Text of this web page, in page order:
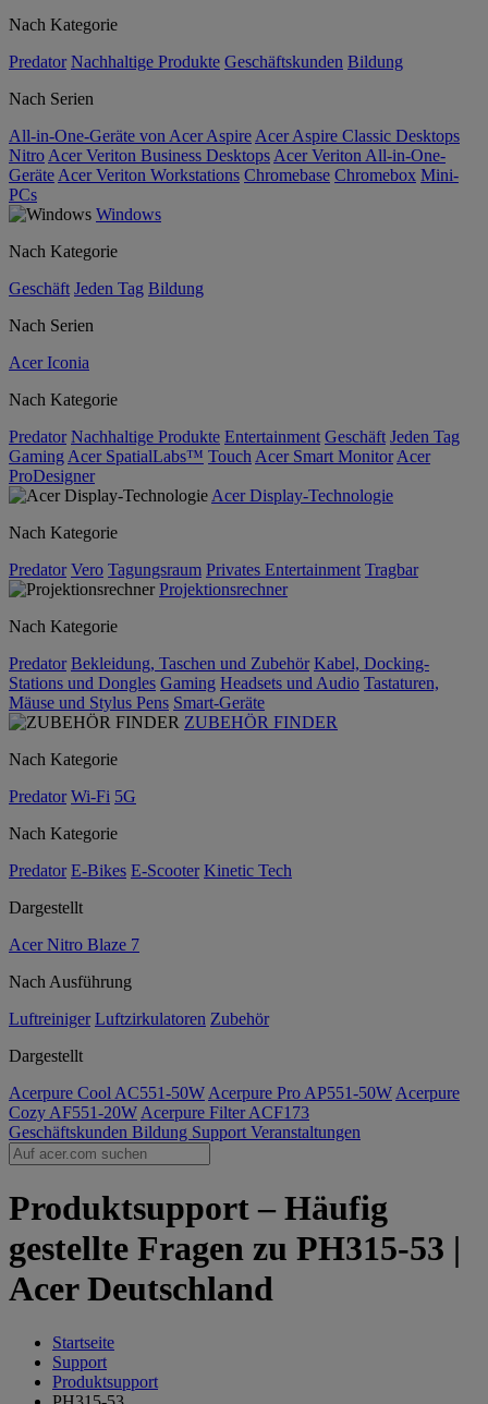
Nach Kategorie
Predator Nachhaltige Produkte Geschäftskunden Bildung
Nach Serien
All-in-One-Geräte von Acer Aspire Acer Aspire Classic Desktops
Nitro Acer Veriton Business Desktops Acer Veriton All-in-One-
Geräte Acer Veriton Workstations Chromebase Chromebox Mini-
PCs
Windows
Nach Kategorie
Geschäft Jeden Tag Bildung
Nach Serien
Acer Iconia
Nach Kategorie
Predator Nachhaltige Produkte Entertainment Geschäft Jeden Tag
Gaming Acer SpatialLabs™ Touch Acer Smart Monitor Acer
ProDesigner
Acer Display-Technologie
Nach Kategorie
Predator Vero Tagungsraum Privates Entertainment Tragbar
Projektionsrechner
Nach Kategorie
Predator Bekleidung, Taschen und Zubehör Kabel, Docking-
Stations und Dongles Gaming Headsets und Audio Tastaturen,
Mäuse und Stylus Pens Smart-Geräte
ZUBEHÖR FINDER
Nach Kategorie
Predator Wi-Fi 5G
Nach Kategorie
Predator E-Bikes E-Scooter Kinetic Tech
Dargestellt
Acer Nitro Blaze 7
Nach Ausführung
Luftreiniger Luftzirkulatoren Zubehör
Dargestellt
Acerpure Cool AC551-50W Acerpure Pro AP551-50W Acerpure
Cozy AF551-20W Acerpure Filter ACF173
Geschäftskunden Bildung Support Veranstaltungen
Produktsupport – Häufig
gestellte Fragen zu PH315-53 |
Acer Deutschland
Startseite
Support
Produktsupport